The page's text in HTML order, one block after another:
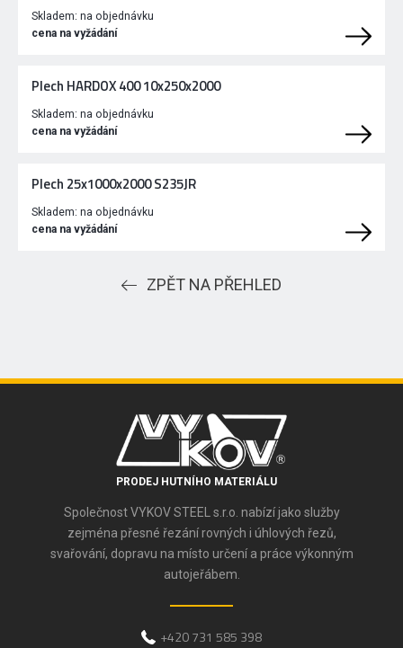
Skladem: na objednávku
cena na vyžádání
Plech HARDOX 400 10x250x2000
Skladem: na objednávku
cena na vyžádání
Plech 25x1000x2000 S235JR
Skladem: na objednávku
cena na vyžádání
ZPĚT NA PŘEHLED
PRODEJ HUTNÍHO MATERIÁLU
Společnost VYKOV STEEL s.r.o. nabízí jako služby
zejména přesné řezání rovných i úhlových řezů,
svařování, dopravu na místo určení a práce výkonným
autojeřábem.
+420 731 585 398